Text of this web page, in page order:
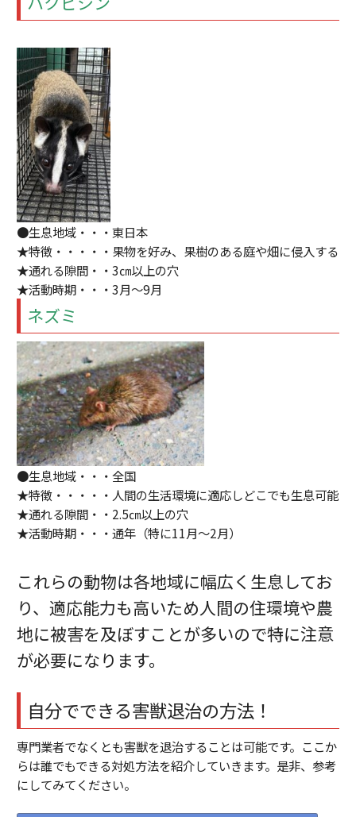
●生息地域・・・東日本
★特徴・・・・・果物を好み、果樹のある庭や畑に侵入する
★通れる隙間・・3㎝以上の穴
★活動時期・・・3月～9月
ネズミ
●生息地域・・・全国
★特徴・・・・・人間の生活環境に適応しどこでも生息可能
★通れる隙間・・2.5㎝以上の穴
★活動時期・・・通年（特に11月～2月）
これらの動物は各地域に幅広く生息してお
り、適応能力も高いため人間の住環境や農
地に被害を及ぼすことが多いので特に注意
が必要になります。
自分でできる害獣退治の方法！
専門業者でなくとも害獣を退治することは可能です。ここか
らは誰でもできる対処方法を紹介していきます。是非、参考
にしてみてください。